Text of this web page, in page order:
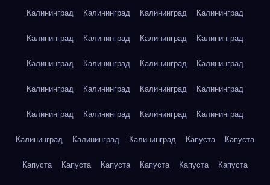
Калининград Калининград Калининград Калининград
Калининград Калининград Калининград Калининград
Калининград Калининград Калининград Калининград
Калининград Калининград Калининград Калининград
Калининград Калининград Калининград Калининград
Калининград Калининград Калининград Капуста Капуста
Капуста Капуста Капуста Капуста Капуста Капуста